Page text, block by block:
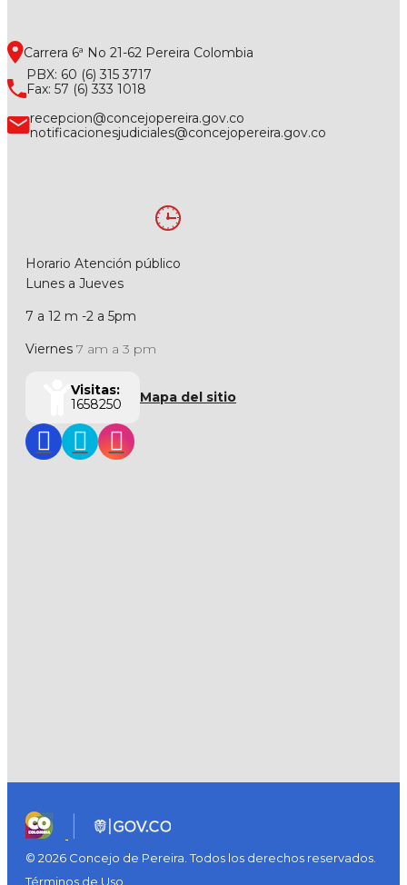
Carrera 6ª No 21-62 Pereira Colombia
PBX: 60 (6) 315 3717
Fax: 57 (6) 333 1018
recepcion@concejopereira.gov.co
notificacionesjudiciales@concejopereira.gov.co
Horario Atención público
Lunes a Jueves
7 a 12 m -2 a 5pm
Viernes 7 am a 3 pm
Visitas:
1658250
Mapa del sitio
© 2026 Concejo de Pereira. Todos los derechos reservados.
Términos de Uso